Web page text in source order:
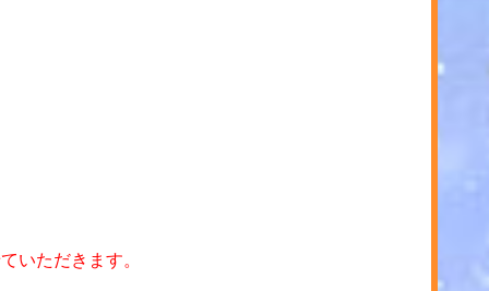
いただきます。